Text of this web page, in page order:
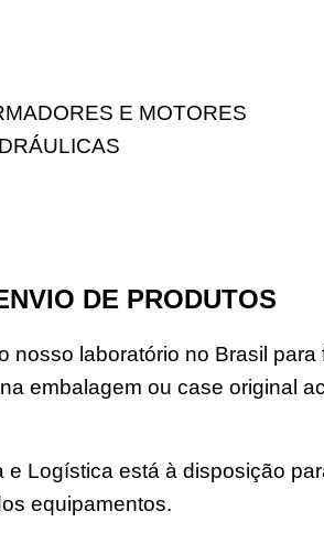
E MOTORES
DE PRODUTOS
nosso laboratório no Brasil
embalagem ou case original
Logística está à disposição
equipamentos.